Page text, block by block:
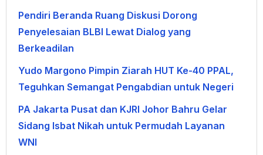
Pendiri Beranda Ruang Diskusi Dorong
Penyelesaian BLBI Lewat Dialog yang
Berkeadilan
Yudo Margono Pimpin Ziarah HUT Ke-40 PPAL,
Teguhkan Semangat Pengabdian untuk Negeri
PA Jakarta Pusat dan KJRI Johor Bahru Gelar
Sidang Isbat Nikah untuk Permudah Layanan
WNI